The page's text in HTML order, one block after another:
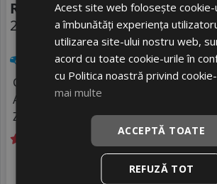
Rs01
295/40 R21 111Y DOT 25
Turisme
Consum
C
Aderenta B
Zgomot 73 dB
Livrare gratuită *
RON
In
Acest site web folosește
a îmbunătăți experiența
utilizarea site-ului nostru web,
acord cu toate cookie-urile în
cu Politica noastră privind
mai multe
ACCEPTĂ TOATE
REFUZĂ TOT